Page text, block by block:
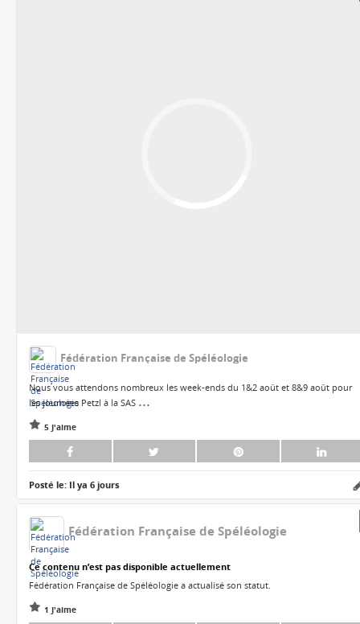
Nous vous attendons nombreux les week-ends du 1&2 août et 8&9 août pour
les journées Petzl à la SAS ...
5 J'aime
Posté le:Il ya 6 jours
Fédération Française de Spéléologie
Ce contenu n’est pas disponible actuellement
Fédération Française de Spéléologie a actualisé son statut.
1 J'aime